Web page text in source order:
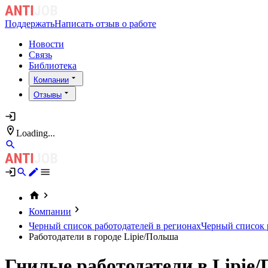
ПоддержатьНаписать отзыв о работе
Новости
Связь
Библиотека
Компании
Отзывы
Loading...
Компании
Черный список работодателей в регионахЧерный список
Работодатели в городе Lipie/Польша